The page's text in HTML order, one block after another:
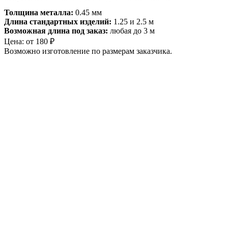
Толщина металла: 0.45 мм
Длина стандартных изделий: 1.25 и 2.5 м
Возможная длина под заказ: любая до 3 м
Цена: от 180 ₽
Возможно изготовление по размерам заказчика.